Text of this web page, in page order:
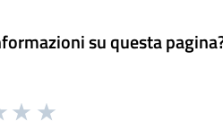
su questa